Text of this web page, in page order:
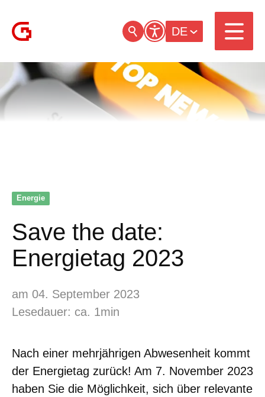
DE
Energie
Save the date:
Energietag 2023
am 04. September 2023
Lesedauer: ca. 1min
Nach einer mehrjährigen Abwesenheit kommt
der Energietag zurück! Am 7. November 2023
haben Sie die Möglichkeit, sich über relevante